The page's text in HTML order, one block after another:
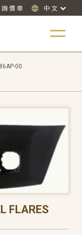
詢價車 中文
00
FLARES